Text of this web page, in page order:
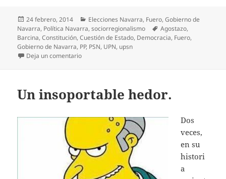
Publicado
el
24 febrero, 2014 Categorías
Elecciones Navarra, Fuero,Gobierno de
Navarra, Política Navarra,sociorregionalismo Etiquetas
Agostazo,
Barcina,Constitución,Cuestión de Estado, Democracia, Fuero,
Gobierno de Navarra, PP, PSN, UPN, upsn
Deja un comentarioen Navarra; La transición hurtada
Un insoportable hedor.
Dos
veces,
en su
histori
a